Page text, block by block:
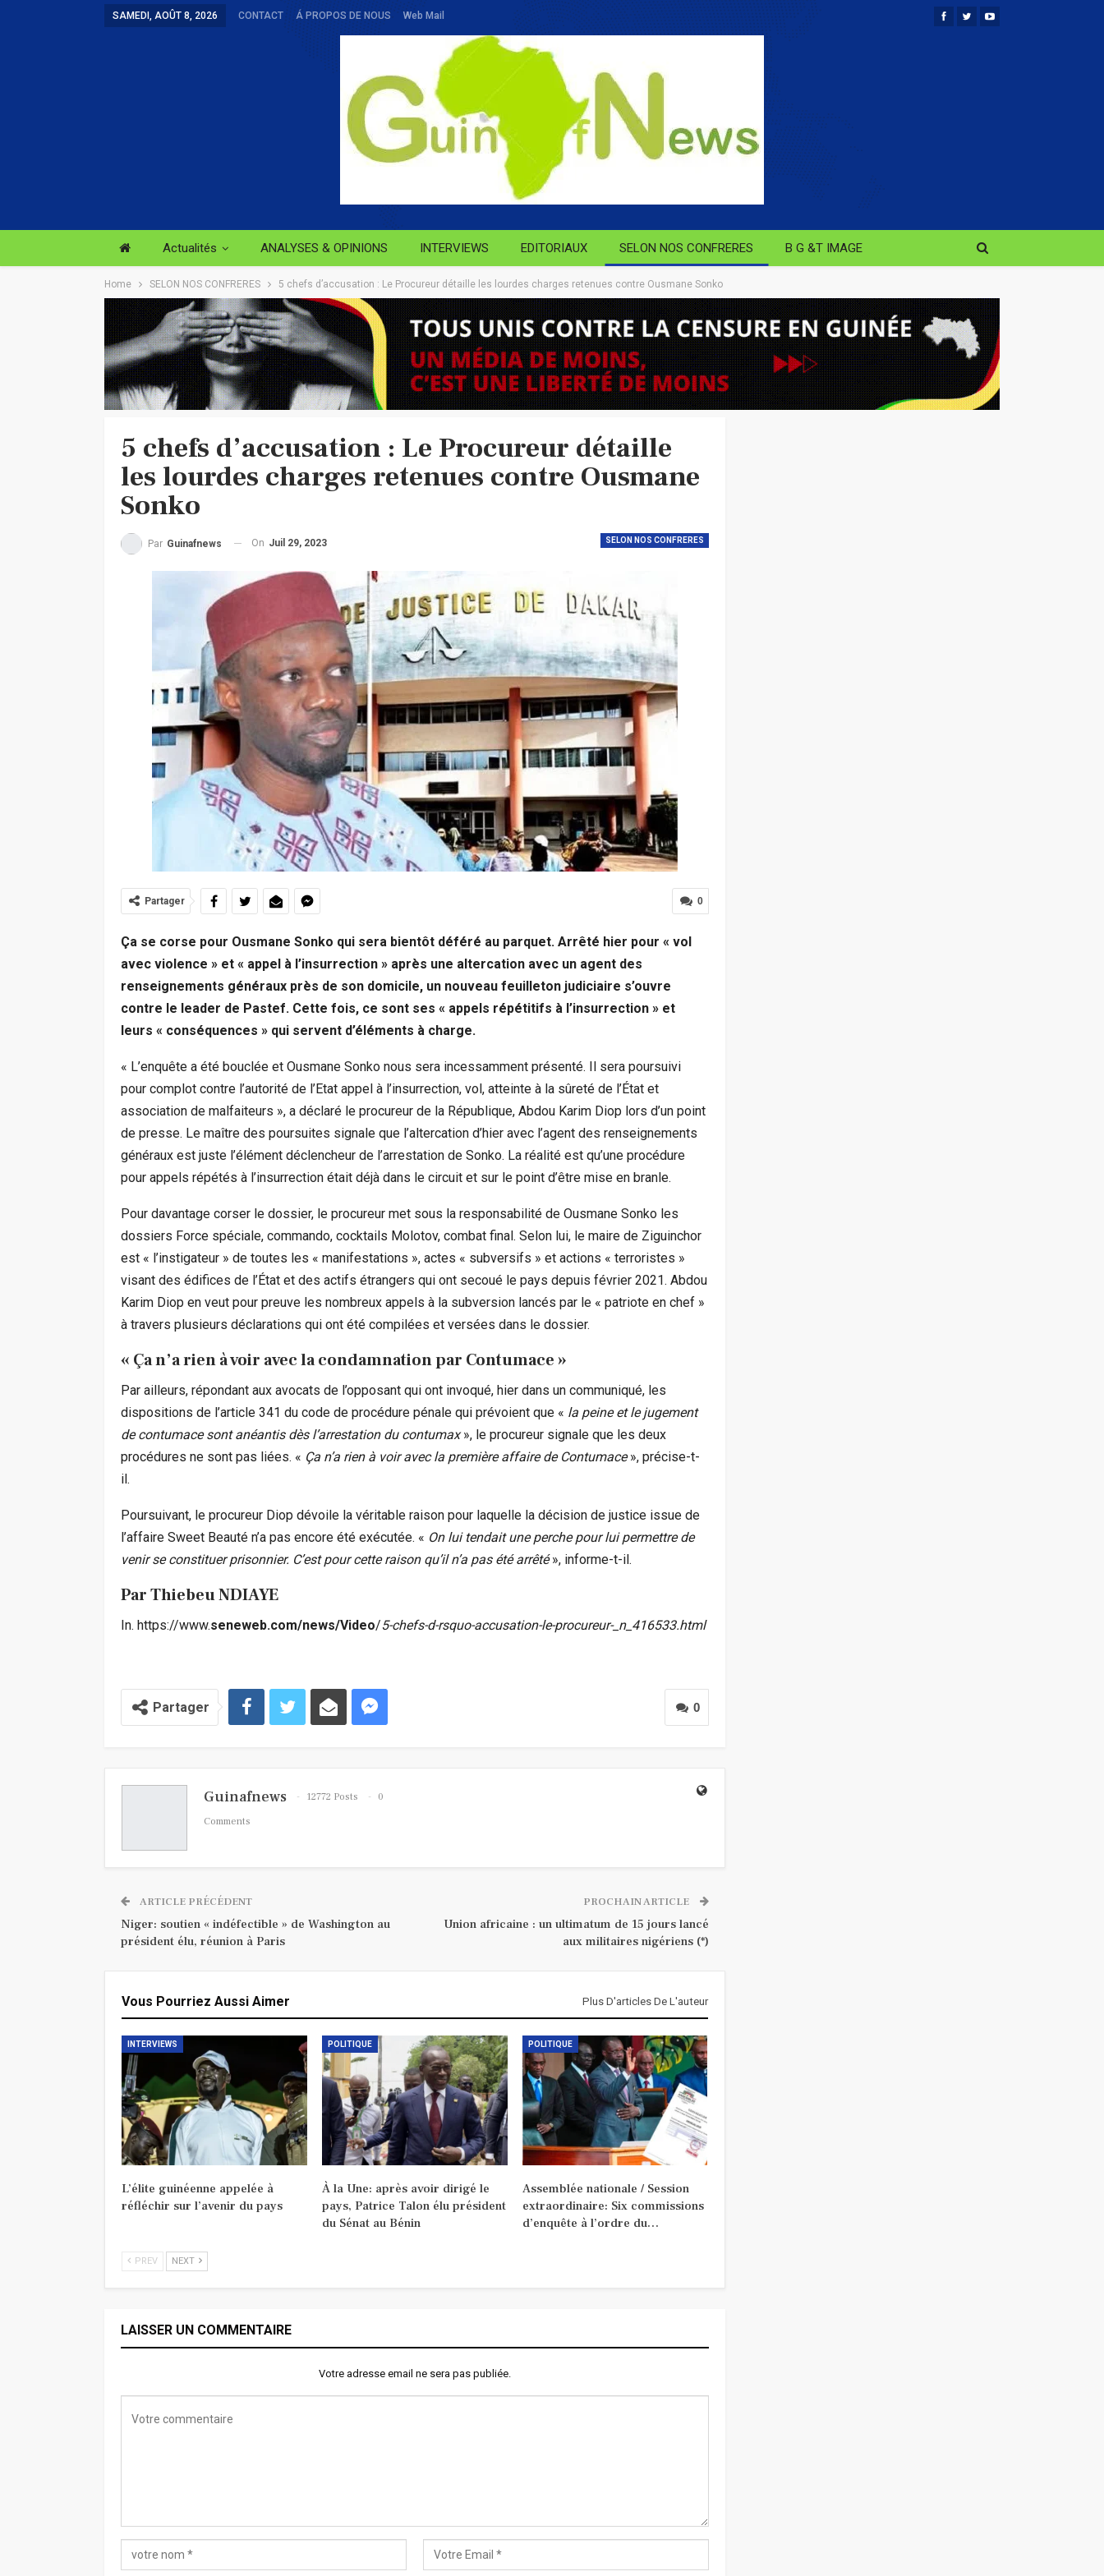
SAMEDI, AOÛT 8, 2026 CONTACT Á PROPOS DE NOUS Web Mail
Actualités ANALYSES & OPINIONS INTERVIEWS EDITORIAUX SELON NOS CONFRERES B G &T IMAGE
Home SELON NOS CONFRERES 5 chefs d’accusation : Le Procureur détaille les lourdes charges retenues contre Ousmane Sonko
5 chefs d’accusation : Le Procureur détaille
les lourdes charges retenues contre Ousmane
Sonko
SELON NOS CONFRERES
Par Guinafnews On Juil 29, 2023
0
Partager
Ça se corse pour Ousmane Sonko qui sera bientôt déféré au parquet. Arrêté hier pour « vol
avec violence » et « appel à l’insurrection » après une altercation avec un agent des
renseignements généraux près de son domicile, un nouveau feuilleton judiciaire s’ouvre
contre le leader de Pastef. Cette fois, ce sont ses « appels répétitifs à l’insurrection » et
leurs « conséquences » qui servent d’éléments à charge.
« L’enquête a été bouclée et Ousmane Sonko nous sera incessamment présenté. Il sera poursuivi
pour complot contre l’autorité de l’Etat appel à l’insurrection, vol, atteinte à la sûreté de l’État et
association de malfaiteurs », a déclaré le procureur de la République, Abdou Karim Diop lors d’un point
de presse. Le maître des poursuites signale que l’altercation d’hier avec l’agent des renseignements
généraux est juste l’élément déclencheur de l’arrestation de Sonko. La réalité est qu’une procédure
pour appels répétés à l’insurrection était déjà dans le circuit et sur le point d’être mise en branle.
Pour davantage corser le dossier, le procureur met sous la responsabilité de Ousmane Sonko les
dossiers Force spéciale, commando, cocktails Molotov, combat final. Selon lui, le maire de Ziguinchor
est « l’instigateur » de toutes les « manifestations », actes « subversifs » et actions « terroristes »
visant des édifices de l’État et des actifs étrangers qui ont secoué le pays depuis février 2021. Abdou
Karim Diop en veut pour preuve les nombreux appels à la subversion lancés par le « patriote en chef »
à travers plusieurs déclarations qui ont été compilées et versées dans le dossier.
« Ça n’a rien à voir avec la condamnation par Contumace »
Par ailleurs, répondant aux avocats de l’opposant qui ont invoqué, hier dans un communiqué, les
dispositions de l’article 341 du code de procédure pénale qui prévoient que « la peine et le jugement
de contumace sont anéantis dès l’arrestation du contumax», le procureur signale que les deux
procédures ne sont pas liées. « Ça n’a rien à voir avec la première affaire de Contumace», précise-t-
il.
Poursuivant, le procureur Diop dévoile la véritable raison pour laquelle la décision de justice issue de
l’affaire Sweet Beauté n’a pas encore été exécutée. « On lui tendait une perche pour lui permettre de
venir se constituer prisonnier. C’est pour cette raison qu’il n’a pas été arrêté», informe-t-il.
Par Thiebeu NDIAYE
In. https://www.seneweb.com/news/Video/5-chefs-d-rsquo-accusation-le-procureur-_n_416533.html
0
Partager
Guinafnews 12772 Posts
0
Comments
ARTICLE PRÉCÉDENT
Niger: soutien « indéfectible » de Washington au
président élu, réunion à Paris
PROCHAIN ARTICLE
Union africaine : un ultimatum de 15 jours lancé
aux militaires nigériens (*)
Vous Pourriez Aussi Aimer Plus D'articles De L'auteur
INTERVIEWS
L’élite guinéenne appelée à
réfléchir sur l’avenir du pays
POLITIQUE
À la Une: après avoir dirigé le
pays, Patrice Talon élu président
du Sénat au Bénin
POLITIQUE
Assemblée nationale / Session
extraordinaire: Six commissions
d’enquête à l’ordre du…
PREV NEXT
LAISSER UN COMMENTAIRE
Votre adresse email ne sera pas publiée.